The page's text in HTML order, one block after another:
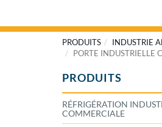
PRODUITS INDUSTRIE
PORTE INDUSTRIELLE
PRODUITS
RÉFRIGÉRATION
COMMERCIALE